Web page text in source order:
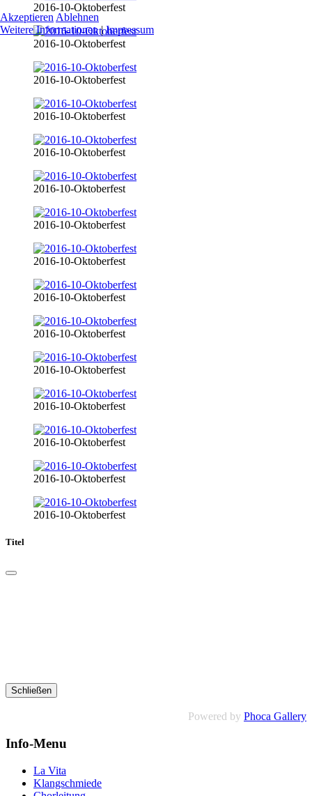
2016-10-Oktoberfest
2016-10-Oktoberfest
2016-10-Oktoberfest
2016-10-Oktoberfest
2016-10-Oktoberfest
2016-10-Oktoberfest
2016-10-Oktoberfest
2016-10-Oktoberfest
2016-10-Oktoberfest
2016-10-Oktoberfest
2016-10-Oktoberfest
2016-10-Oktoberfest
2016-10-Oktoberfest
2016-10-Oktoberfest
2016-10-Oktoberfest
Titel
Schließen
Powered by Phoca Gallery
Info-Menu
La Vita
Klangschmiede
Akzeptieren Ablehnen
Weitere Informationen|Impressum